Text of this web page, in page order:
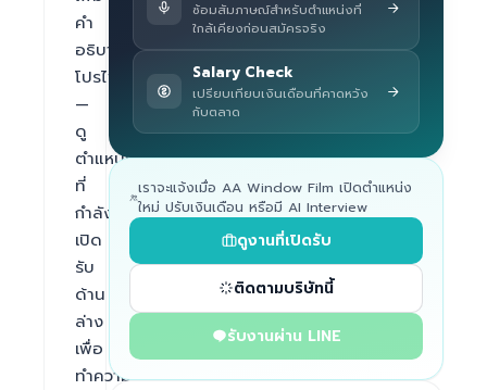
คำ
อธิบาย
โปรไฟล์
—
ดู
ตำแหน่ง
ที่
กำลัง
เปิด
รับ
ด้าน
ล่าง
เพื่อ
ทำความ
ซ้อมสัมภาษณ์สำหรับตำแหน่งที่
ใกล้เคียงก่อนสมัครจริง
Salary Check
เปรียบเทียบเงินเดือนที่คาดหวัง
กับตลาด
เราจะแจ้งเมื่อ AA Window Film เปิดตำแหน่ง
ใหม่ ปรับเงินเดือน หรือมี AI Interview
ดูงานที่เปิดรับ
ติดตามบริษัทนี้
รับงานผ่าน LINE